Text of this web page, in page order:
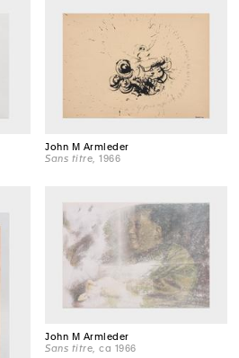
John M Armleder
Sans titre , 1966
John M Armleder
Sans titre , ca 1966